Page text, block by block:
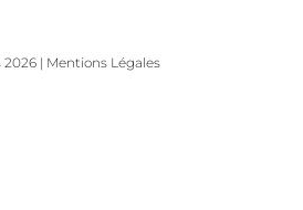
2026 | Mentions Légales